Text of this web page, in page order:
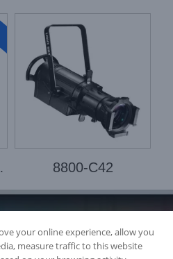
8800-C42
your online experience, allow you
measure traffic to this website